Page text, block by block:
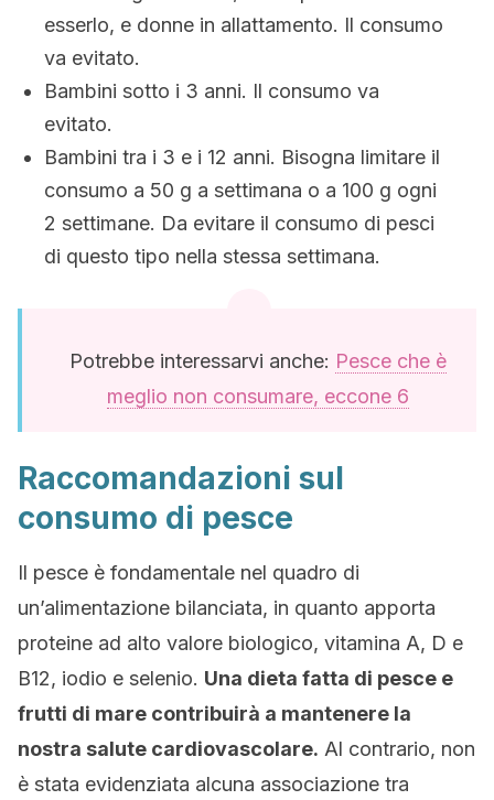
esserlo, e donne in allattamento. Il consumo
va evitato.
Bambini sotto i 3 anni. Il consumo va
evitato.
Bambini tra i 3 e i 12 anni. Bisogna limitare il
consumo a 50 g a settimana o a 100 g ogni
2 settimane. Da evitare il consumo di pesci
di questo tipo nella stessa settimana.
Potrebbe interessarvi anche: Pesce che è
meglio non consumare, eccone 6
Raccomandazioni sul
consumo di pesce
Il pesce è fondamentale nel quadro di
un’alimentazione bilanciata, in quanto apporta
proteine ad alto valore biologico, vitamina A, D e
B12, iodio e selenio. Una dieta fatta di pesce e
frutti di mare contribuirà a mantenere la
nostra salute cardiovascolare. Al contrario, non
è stata evidenziata alcuna associazione tra